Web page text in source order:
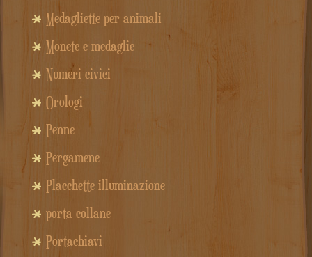
Medagliette per animali
Monete e medaglie
Numeri civici
Orologi
Penne
Pergamene
Placchette illuminazione
porta collane
Portachiavi